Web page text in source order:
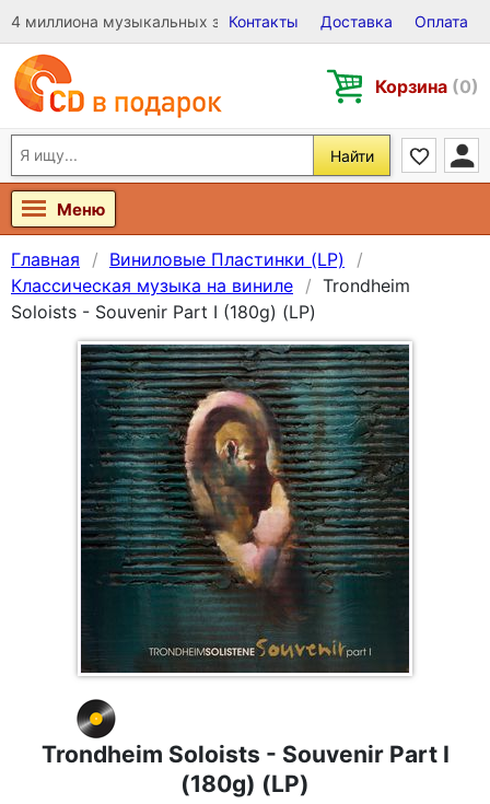
4 миллиона музыкальных записей на Виниле, CD и DVD
Контакты Доставка Оплата
Корзина (0)
Найти
Меню
Главная
Виниловые Пластинки (LP)
Классическая музыка на виниле
Trondheim
Soloists - Souvenir Part I (180g) (LP)
Trondheim Soloists - Souvenir Part I
(180g) (LP)